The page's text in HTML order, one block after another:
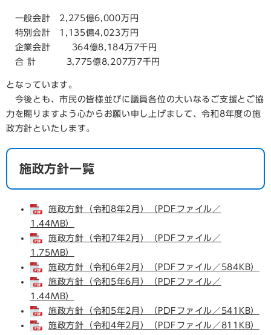
⼀般会計 2,275億6,000万円
特別会計 1,135億4,023万円
企業会計 364億8,184万7千円
合 計 3,775億8,207万7千円
となっています。
今後とも、市⺠の皆様並びに議員各位の⼤いなるご⽀援とご協
⼒を賜りますよう⼼からお願い申し上げまして、令和8年度の施
政⽅針といたします。
施政方針一覧
施政方針（令和8年2月）（PDFファイル／
1.44MB）
施政方針（令和7年2月）（PDFファイル／
1.75MB）
施政方針（令和6年2月）（PDFファイル／584KB）
施政方針（令和5年6月）（PDFファイル／
1.44MB）
施政方針（令和5年2月）（PDFファイル／541KB）
施政方針（令和4年2月）（PDFファイル／811KB）